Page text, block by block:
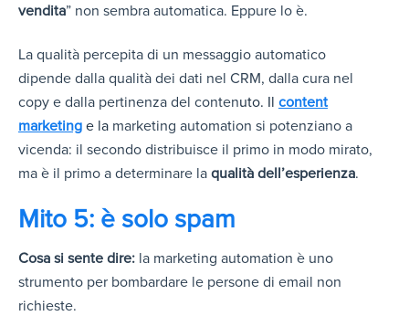
vendita” non sembra automatica. Eppure lo è.
La qualità percepita di un messaggio automatico
dipende dalla qualità dei dati nel CRM, dalla cura nel
copy e dalla pertinenza del contenuto. Il content
marketing e la marketing automation si potenziano a
vicenda: il secondo distribuisce il primo in modo mirato,
ma è il primo a determinare la qualità dell’esperienza.
Mito 5: è solo spam
Cosa si sente dire: la marketing automation è uno
strumento per bombardare le persone di email non
richieste.